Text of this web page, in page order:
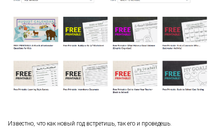
Известно, что как новый год встретишь, так его и проведешь.